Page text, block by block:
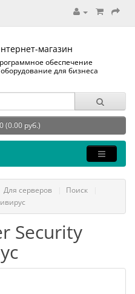
магазин
обеспечение
для бизнеса
(0.00 руб.)
Для серверов
Поиск
Security